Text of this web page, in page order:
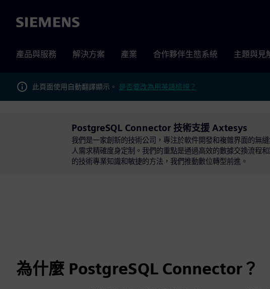
Siemens
產品與服務 解決方案 產業 合作夥伴生態系統 主題與見
此頁面使用自動翻譯顯示。 是否要改為用英語檢視？
PostgreSQL Connector 技術支援 Axtesys
我們是一家創新的技術公司，專注於軟件開發和複雜界面的無
人需求精確度身定制。我們的重點是通過高效的數據交換流程
的技術專業知識和敏捷的方法，我們推動數位轉型前進。
為什麼 PostgreSQL Connector？